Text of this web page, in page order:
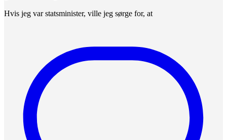
Hvis jeg var statsminister, ville jeg sørge for, at